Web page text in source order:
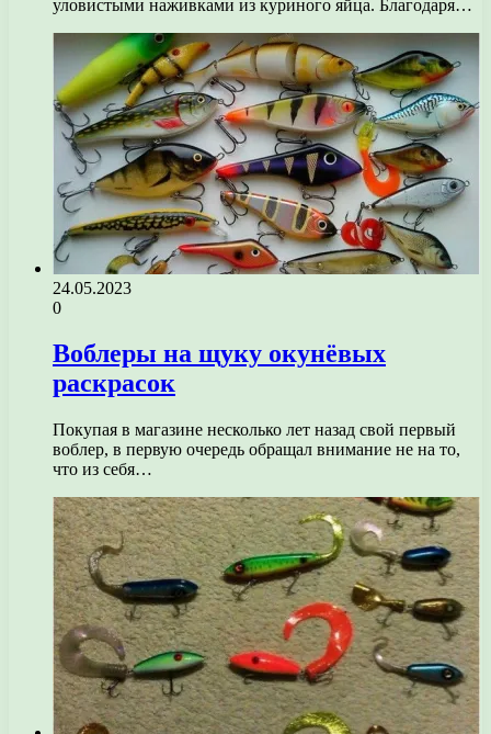
уловистыми наживками из куриного яйца. Благодаря…
24.05.2023
0
Воблеры на щуку окунёвых
раскрасок
Покупая в магазине несколько лет назад свой первый
воблер, в первую очередь обращал внимание не на то,
что из себя…